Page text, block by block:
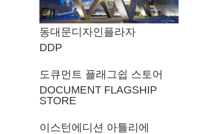
동대문디자인플라자
DDP
도큐먼트 플래그쉽 스토어
DOCUMENT FLAGSHIP
STORE
이스턴에디션 아틀리에